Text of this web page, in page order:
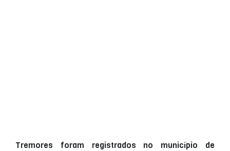
Tremores foram registrados no município de